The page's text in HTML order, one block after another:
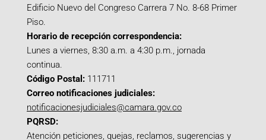
Edificio Nuevo del Congreso Carrera 7 No. 8-68 Primer
Piso.
Horario de recepción correspondencia:
Lunes a viernes, 8:30 a.m. a 4:30 p.m., jornada
continua.
Código Postal: 111711
Correo notificaciones judiciales:
notificacionesjudiciales@camara.gov.co
PQRSD:
Atención peticiones, quejas, reclamos, sugerencias y